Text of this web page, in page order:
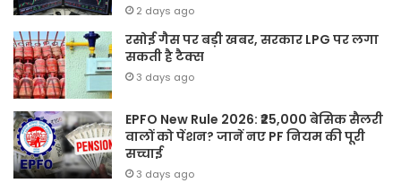
2 days ago
रसोई गैस पर बड़ी खबर, सरकार LPG पर लगा
सकती है टैक्स
3 days ago
EPFO New Rule 2026: ₹25,000 बेसिक सैलरी
वालों को पेंशन? जानें नए PF नियम की पूरी
सच्चाई
3 days ago